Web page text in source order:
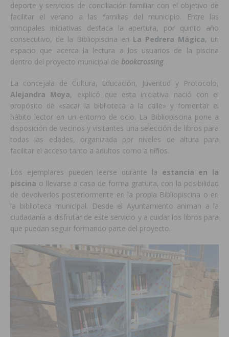
deporte y servicios de conciliación familiar con el objetivo de
facilitar el verano a las familias del municipio. Entre las
principales iniciativas destaca la apertura, por quinto año
consecutivo, de la Bibliopiscina en La Pedrera Mágica, un
espacio que acerca la lectura a los usuarios de la piscina
dentro del proyecto municipal de bookcrossing.
La concejala de Cultura, Educación, Juventud y Protocolo,
Alejandra Moya, explicó que esta iniciativa nació con el
propósito de «sacar la biblioteca a la calle» y fomentar el
hábito lector en un entorno de ocio. La Bibliopiscina pone a
disposición de vecinos y visitantes una selección de libros para
todas las edades, organizada por niveles de altura para
facilitar el acceso tanto a adultos como a niños.
Los ejemplares pueden leerse durante la estancia en la
piscina o llevarse a casa de forma gratuita, con la posibilidad
de devolverlos posteriormente en la propia Bibliopiscina o en
la biblioteca municipal. Desde el Ayuntamiento animan a la
ciudadanía a disfrutar de este servicio y a cuidar los libros para
que puedan seguir formando parte del proyecto.